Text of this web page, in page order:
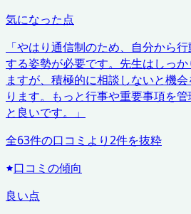
気になった点
「やはり通信制のため、自分から
する姿勢が必要です。先生はしっ
ますが、積極的に相談しないと機
ります。もっと行事や重要事項を
と良いです。
」
全63件の口コミより2件を抜粋
口コミの傾向
良い点